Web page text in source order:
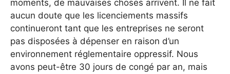
moments, de mauvaises choses arrivent. Il ne fait
aucun doute que les licenciements massifs
continueront tant que les entreprises ne seront
pas disposées à dépenser en raison d’un
environnement réglementaire oppressif. Nous
avons peut-être 30 jours de congé par an, mais